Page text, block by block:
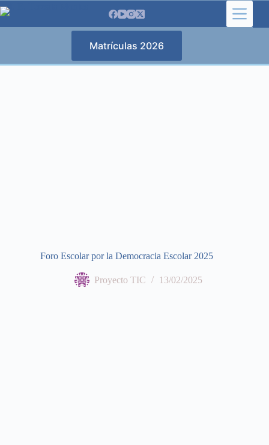
Saltar
al
contenido
Matrículas 2026
Foro Escolar por la Democracia Escolar 2025
Proyecto TIC 13/02/2025